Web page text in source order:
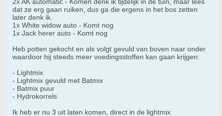
dat ze erg gaan ruiken, dus ga die ergens in het bos zetten
later denk ik.
1x White widow auto - Komt nog
1x Jack herer auto - Komt nog
Heb potten gekocht en als volgt gevuld van boven naar onder
waardoor hij steeds meer voedingsstoffen kan gaan krijgen:
- Lightmix
- Lightmix gevuld met Batmix
- Batmix puur
- Hydrokorrels
Ik heb er nu 3 uit laten komen, direct in de lightmix.